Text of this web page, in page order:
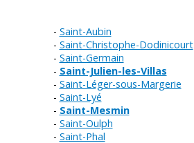
Saint-Aubin
Saint-Christophe-Dodinicourt
Saint-Germain
Saint-Julien-les-Villas
Saint-Léger-sous-Margerie
Saint-Lyé
Saint-Mesmin
Saint-Oulph
Saint-Phal